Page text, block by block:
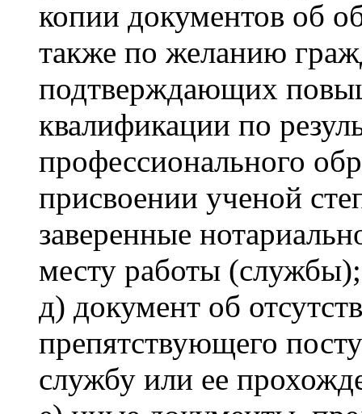
копии документов об
также по желанию
подтверждающих
квалификации по
профессионального
присвоении ученой
заверенные
месту работы (службы);
д) документ об
препятствующего
службу или ее